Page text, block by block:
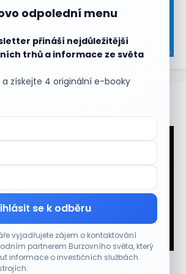
odpolední menu
přináší nejdůležitější
trhů a informace ze světa
získejte 4 originální e-booky
se k odběru
vyjadřujete zájem o kontaktování
partnerem Burzovního světa, který
informace o investičních službách
akcie T-Mobile, AT&T a